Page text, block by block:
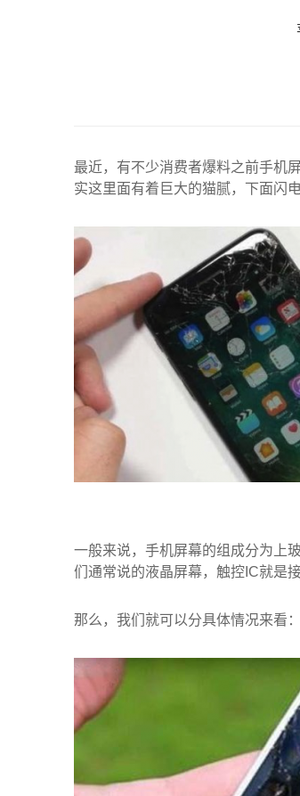
最近，有不少消费者爆料之前手机
实这里面有着巨大的猫腻，下面闪
一般来说，手机屏幕的组成分为上
们通常说的液晶屏幕，触控IC就是
那么，我们就可以分具体情况来看：